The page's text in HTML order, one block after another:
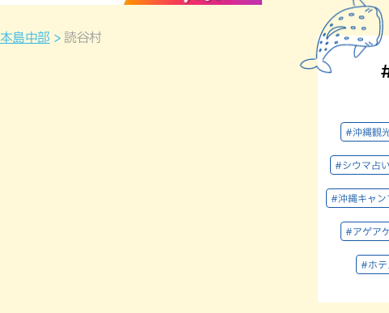
本島中部 読谷村
#沖縄観
#シウマ占い
#沖縄キャン
#アゲア
#ホテ